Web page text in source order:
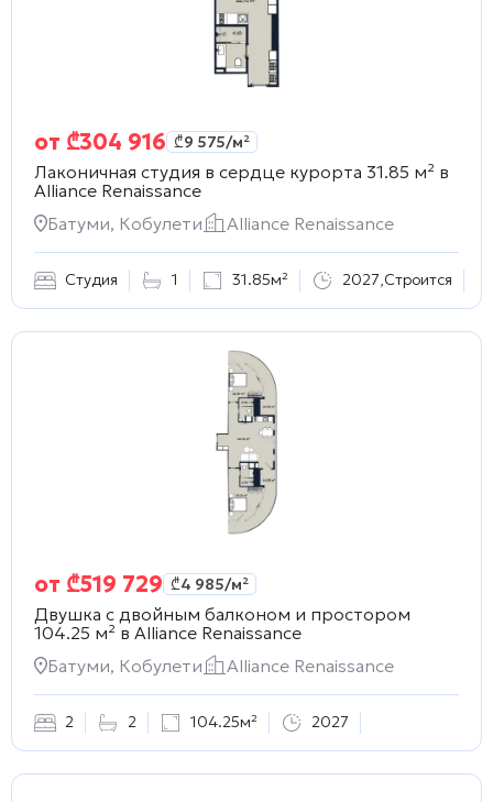
от ₾304 916 ₾9 575/м²
Лаконичная студия в сердце курорта 31.85 м² в
Alliance Renaissance
Батуми, Кобулети
Alliance Renaissance
Студия 1 31.85м² 2027,Строится
от ₾519 729 ₾4 985/м²
Двушка с двойным балконом и простором
104.25 м² в Alliance Renaissance
Батуми, Кобулети
Alliance Renaissance
2 2 104.25м² 2027